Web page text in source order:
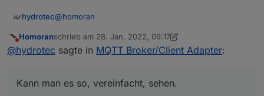
hydrotec@homoran
Danke für den Hinweis
welche über das MQTT-Protokoll zu einem MQTT-
Nicht stören
Homoranschrieb am 28. Jan. 2022, 09:17
zuletzt editiert von Homoran
@hydrotec sagte in MQTT Broker/Client Adapter:
Kann man es so, vereinfacht, sehen.